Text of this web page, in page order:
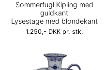
Sommerfugl Kipling med
guldkant
Lysestage med blondekant
1.250,- DKK pr. stk.